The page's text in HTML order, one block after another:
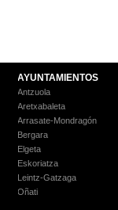
AYUNTAMIENTOS
Antzuola
Aretxabaleta
Arrasate-Mondragón
Bergara
Elgeta
Eskoriatza
Leintz-Gatzaga
Oñati